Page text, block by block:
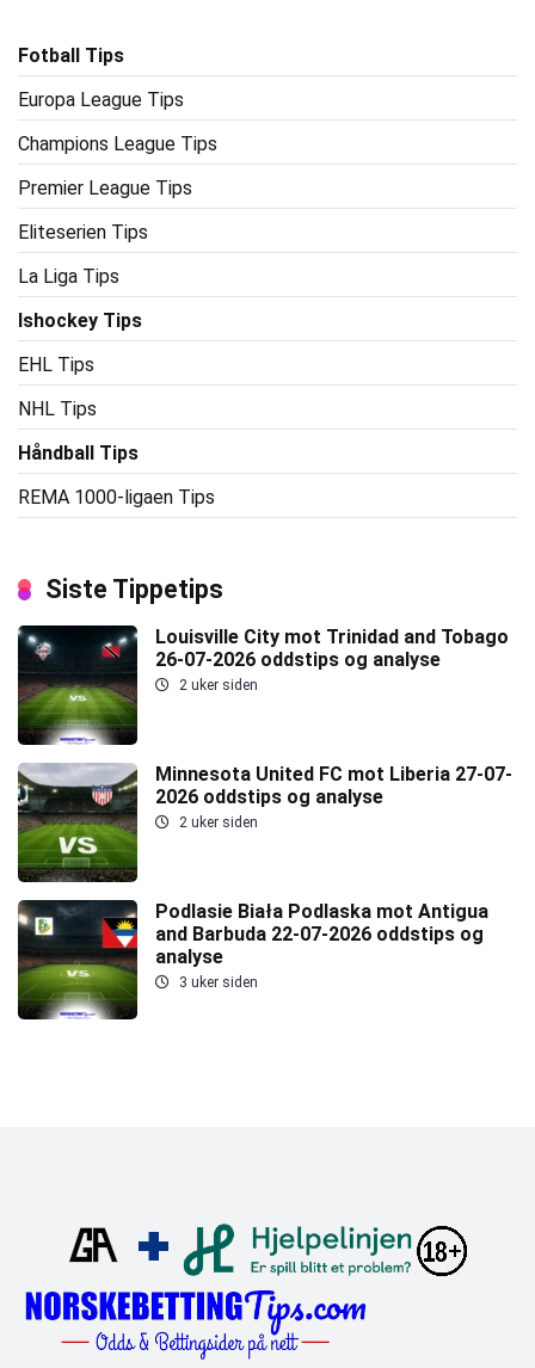
Fotball Tips
Europa League Tips
Champions League Tips
Premier League Tips
Eliteserien Tips
La Liga Tips
Ishockey Tips
EHL Tips
NHL Tips
Håndball Tips
REMA 1000-ligaen Tips
Siste Tippetips
Louisville City mot Trinidad and Tobago
26-07-2026 oddstips og analyse
2 uker siden
Minnesota United FC mot Liberia 27-07-
2026 oddstips og analyse
2 uker siden
Podlasie Biała Podlaska mot Antigua
and Barbuda 22-07-2026 oddstips og
analyse
3 uker siden